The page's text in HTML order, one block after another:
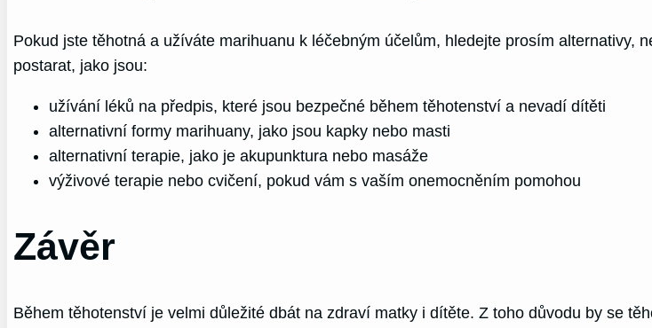
Pokud jste těhotná a užíváte marihuanu k léčebným účelům, hledejte prosím alternativy,
postarat, jako jsou:
užívání léků na předpis, které jsou bezpečné během těhotenství a nevadí dítěti
alternativní formy marihuany, jako jsou kapky nebo masti
alternativní terapie, jako je akupunktura nebo masáže
výživové terapie nebo cvičení, pokud vám s vaším onemocněním pomohou
Závěr
Během těhotenství je velmi důležité dbát na zdraví matky i dítěte. Z toho důvodu by se